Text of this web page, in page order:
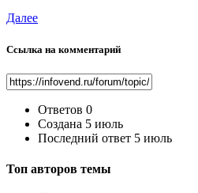
Далее
Ссылка на комментарий
Ответов 0
Создана 5 июль
Последний ответ 5 июль
Топ авторов темы